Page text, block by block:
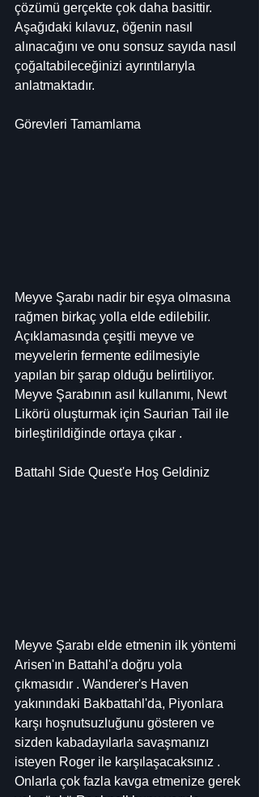
çözümü gerçekte çok daha basittir.
Aşağıdaki kılavuz, öğenin nasıl
alınacağını ve onu sonsuz sayıda nasıl
çoğaltabileceğinizi ayrıntılarıyla
anlatmaktadır.
Görevleri Tamamlama
Meyve Şarabı nadir bir eşya olmasına
rağmen birkaç yolla elde edilebilir.
Açıklamasında çeşitli meyve ve
meyvelerin fermente edilmesiyle
yapılan bir şarap olduğu belirtiliyor.
Meyve Şarabının asıl kullanımı, Newt
Likörü oluşturmak için Saurian Tail ile
birleştirildiğinde ortaya çıkar .
Battahl Side Quest'e Hoş Geldiniz
Meyve Şarabı elde etmenin ilk yöntemi
Arisen'ın Battahl'a doğru yola
çıkmasıdır . Wanderer's Haven
yakınındaki Bakbattahl'da, Piyonlara
karşı hoşnutsuzluğunu gösteren ve
sizden kabadayılarla savaşmanızı
isteyen Roger ile karşılaşacaksınız .
Onlarla çok fazla kavga etmenize gerek